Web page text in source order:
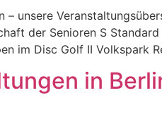
– unsere
der Senioren S
im Disc Golf II Volkspark
in